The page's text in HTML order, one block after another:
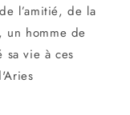
l’amitié, de la
un homme de
sa vie à ces